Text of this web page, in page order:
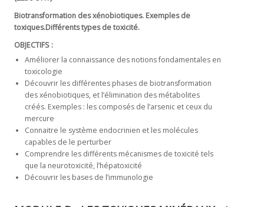
Biotransformation desxénobiotiques. Exemples de
toxiques.Différents types de toxicité.
OBJECTIFS :
Améliorer la connaissance des notions fondamentales en
toxicologie
Découvrir les différentes phases de biotransformation
des xénobiotiques, et l’élimination des métabolites
créés. Exemples : les composés de l’arsenic et ceux du
mercure
Connaitre le système endocrinien et les molécules
capables de le perturber
Comprendre les différents mécanismes de toxicité tels
que la neurotoxicité, l’hépatoxicité
Découvrir les bases de l’immunologie